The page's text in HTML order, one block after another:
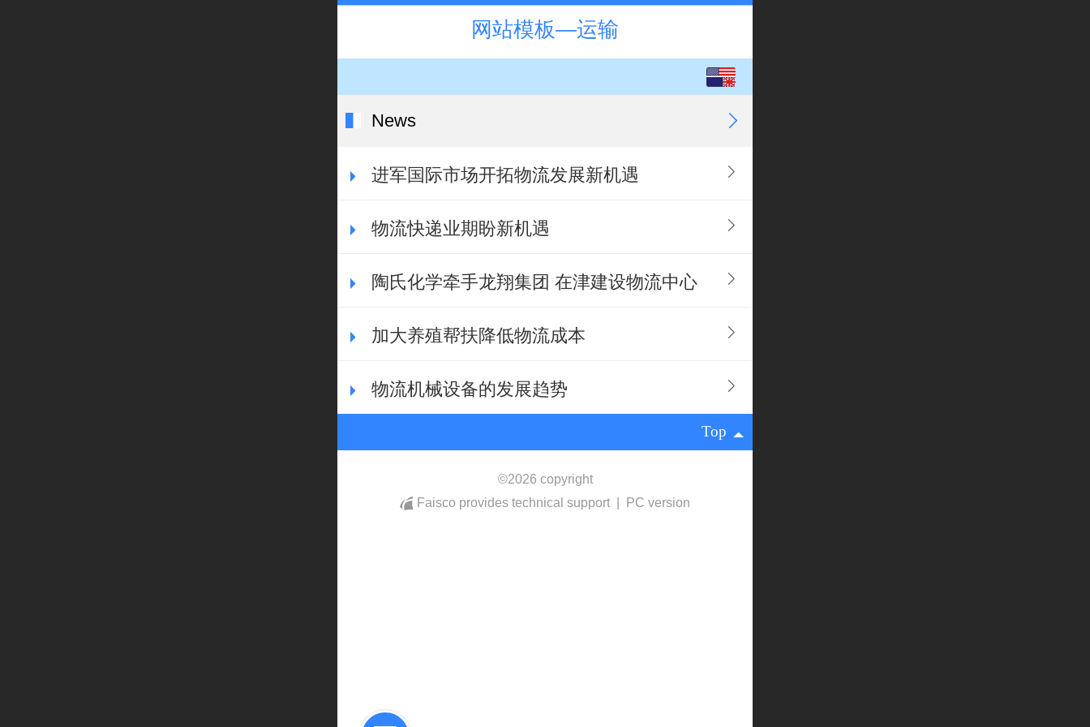
网站模板—运输
News
进军国际市场开拓物流发展新机遇
物流快递业期盼新机遇
陶氏化学牵手龙翔集团 在津建设物流中心
加大养殖帮扶降低物流成本
物流机械设备的发展趋势
Top
©2026 copyright
Faisco provides technical support
PC version